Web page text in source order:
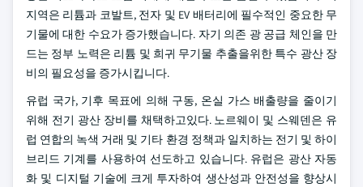
지역은 리튬과 코발트, 전자 및 EV 배터리에 필수적인 중요한 무
기물에 대한 수요가 증가했습니다. 자기 의존 광 공급 체인을 만
드는 정부 노력은 리튬 및 희귀 무기물 추출을위한 특수 광산 장
비의 필요성을 증가시킵니다.
유럽 국가, 기후 목표에 의해 구동, 온실 가스 배출량을 줄이기
위해 전기 광산 장비를 채택하고있다. 노르웨이 및 스웨덴은 유
럽 연합의 녹색 거래 및 기타 환경 정책과 일치하는 전기 및 하이
브리드 기계를 사용하여 선도하고 있습니다. 유럽은 광산 자동
화 및 디지털 기술에 크게 투자하여 생산성과 안전성을 향상시